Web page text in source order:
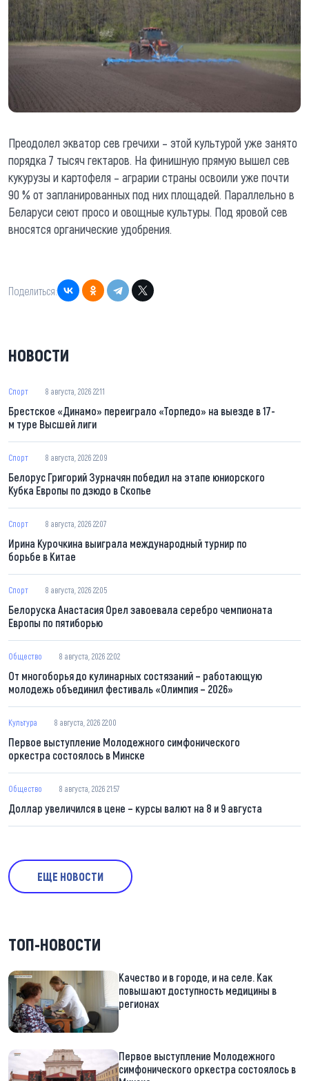
Преодолел экватор сев гречихи – этой культурой уже занято
порядка 7 тысяч гектаров. На финишную прямую вышел сев
кукурузы и картофеля – аграрии страны освоили уже почти
90 % от запланированных под них площадей. Параллельно в
Беларуси сеют просо и овощные культуры. Под яровой сев
вносятся органические удобрения.
Поделиться:
НОВОСТИ
Спорт 8 августа, 2026 22:11
Брестское «Динамо» переиграло «Торпедо» на выезде в 17-
м туре Высшей лиги
Спорт 8 августа, 2026 22:09
Белорус Григорий Зурначян победил на этапе юниорского
Кубка Европы по дзюдо в Скопье
Спорт 8 августа, 2026 22:07
Ирина Курочкина выиграла международный турнир по
борьбе в Китае
Спорт 8 августа, 2026 22:05
Белоруска Анастасия Орел завоевала серебро чемпионата
Европы по пятиборью
Общество 8 августа, 2026 22:02
От многоборья до кулинарных состязаний – работающую
молодежь объединил фестиваль «Олимпия – 2026»
Культура 8 августа, 2026 22:00
Первое выступление Молодежного симфонического
оркестра состоялось в Минске
Общество 8 августа, 2026 21:57
Доллар увеличился в цене – курсы валют на 8 и 9 августа
ЕЩЕ НОВОСТИ
ТОП-НОВОСТИ
Качество и в городе, и на селе. Как
повышают доступность медицины в
регионах
Первое выступление Молодежного
симфонического оркестра состоялось в